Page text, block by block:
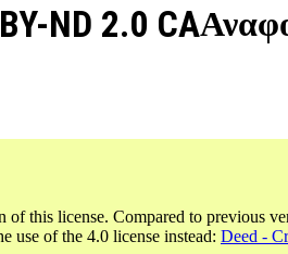
ND 2.0 CA
of this license. Compared to previous
use of the 4.0 license instead: Deed -